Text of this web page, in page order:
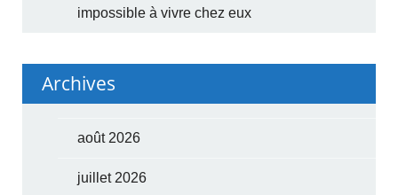
impossible à vivre chez eux
Archives
août 2026
juillet 2026